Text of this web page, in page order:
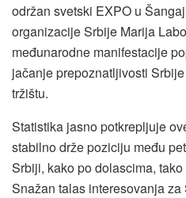
održan svetski EXPO u
organizacije Srbije Marija
međunarodne manifestacije
jačanje prepoznatljivosti
tržištu.
Statistika jasno potkrepljuje
stabilno drže poziciju među
Srbiji, kako po dolascima,
Snažan talas interesovanja